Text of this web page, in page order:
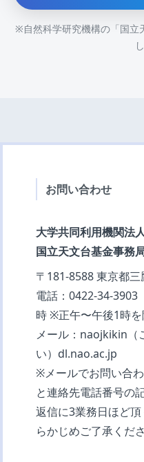
※自然科学研究機構の「国立
お問い合わせ
大学共同利用機関法
国立天文台基金事務
〒181-8588 東京都三
電話：0422-34-3903
時 ※正午〜午後1時を
メール：naojkikin（
い）dl.nao.ac.jp
※メールでお問い合
と連絡先電話番号の
返信に3業務日ほど
らかじめご了承くださ